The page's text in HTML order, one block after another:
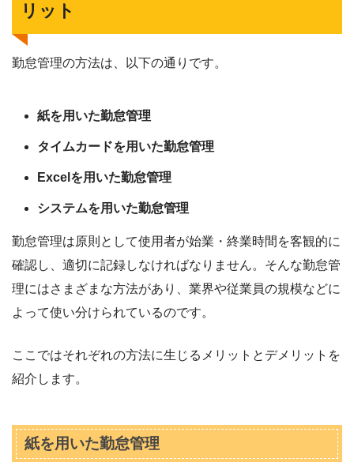
リット
勤怠管理の方法は、以下の通りです。
紙を用いた勤怠管理
タイムカードを用いた勤怠管理
Excelを用いた勤怠管理
システムを用いた勤怠管理
勤怠管理は原則として使用者が始業・終業時間を客観的に
確認し、適切に記録しなければなりません。そんな勤怠管
理にはさまざまな方法があり、業界や従業員の規模などに
よって使い分けられているのです。
ここではそれぞれの方法に生じるメリットとデメリットを
紹介します。
紙を用いた勤怠管理